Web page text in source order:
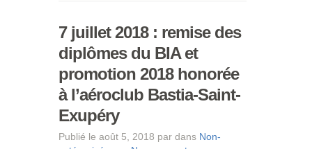
7 juillet 2018 : remise des
diplômes du BIA et
promotion 2018 honorée
à l’aéroclub Bastia-Saint-
Exupéry
Publié le août 5, 2018 par dans Non-